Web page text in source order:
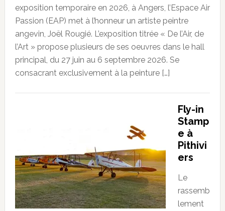
exposition temporaire en 2026, à Angers, l’Espace Air
Passion (EAP) met à l’honneur un artiste peintre
angevin, Joël Rougié. L’exposition titrée « De l’Air, de
l’Art » propose plusieurs de ses oeuvres dans le hall
principal, du 27 juin au 6 septembre 2026. Se
consacrant exclusivement à la peinture […]
Fly-in
Stamp
e à
Pithivi
ers
Le
rassemb
lement